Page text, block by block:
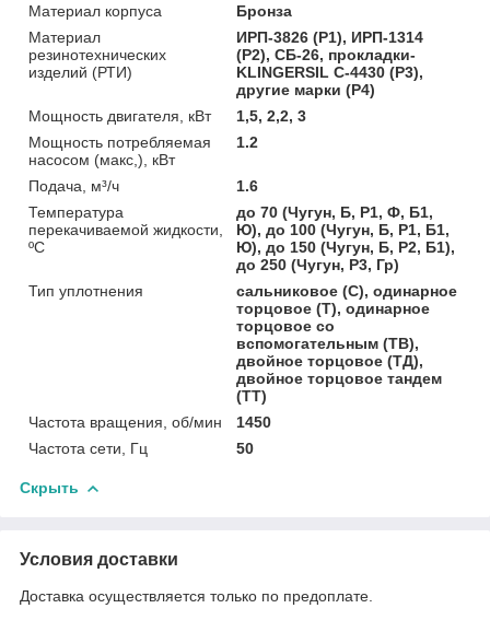
Материал корпуса
Бронза
Материал
резинотехнических
изделий (РТИ)
ИРП-3826 (Р1), ИРП-1314
(Р2), СБ-26, прокладки-
KLINGERSIL C-4430 (Р3),
другие марки (Р4)
Мощность двигателя, кВт
1,5, 2,2, 3
Мощность потребляемая
насосом (макс,), кВт
1.2
Подача, м³/ч
1.6
Температура
перекачиваемой жидкости,
ºС
до 70 (Чугун, Б, Р1, Ф, Б1,
Ю), до 100 (Чугун, Б, Р1, Б1,
Ю), до 150 (Чугун, Б, Р2, Б1),
до 250 (Чугун, Р3, Гр)
Тип уплотнения
сальниковое (С), одинарное
торцовое (Т), одинарное
торцовое со
вспомогательным (ТВ),
двойное торцовое (ТД),
двойное торцовое тандем
(ТТ)
Частота вращения, об/мин
1450
Частота сети, Гц
50
Скрыть
Условия доставки
Доставка осуществляется только по предоплате.